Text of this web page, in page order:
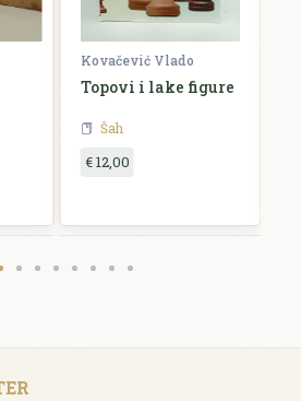
Kovačević Vlado
Topovi i lake figure
Šah
€ 12,00